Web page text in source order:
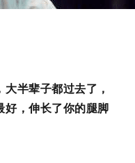
半辈子都过去了，
好，伸长了你的腿脚